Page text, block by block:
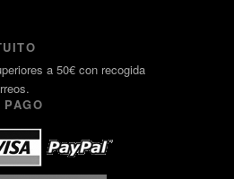
a 50€ con recogida
PAGO